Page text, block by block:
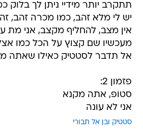
תתקרב יותר מידיי ניתן לך בלוק
יש לי מלא זהב, כמו מכרה זהב,
אין מצב, להחליף מקצב, אני מת
מעכשיו שם קצוץ על הכל כמו
אל תדבר לסטטיק כאילו שאתה
פזמון 2:
סטופ, אתה מקנא
אני לא עונה
סטטיק ובן אל תבורי